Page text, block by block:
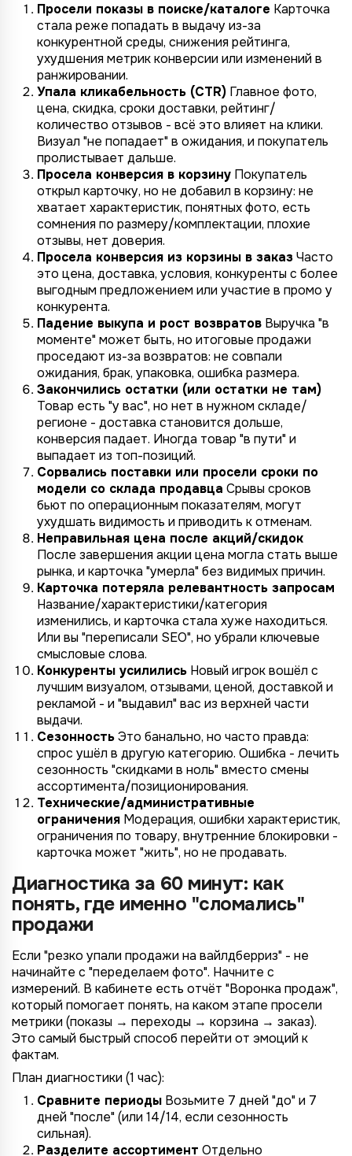
Просели показы в поиске/каталоге Карточка
стала реже попадать в выдачу из-за
конкурентной среды, снижения рейтинга,
ухудшения метрик конверсии или изменений в
ранжировании.
Упала кликабельность (CTR) Главное фото,
цена, скидка, сроки доставки, рейтинг/
количество отзывов - всё это влияет на клики.
Визуал "не попадает" в ожидания, и покупатель
пролистывает дальше.
Просела конверсия в корзину Покупатель
открыл карточку, но не добавил в корзину: не
хватает характеристик, понятных фото, есть
сомнения по размеру/комплектации, плохие
отзывы, нет доверия.
Просела конверсия из корзины в заказЧасто
это цена, доставка, условия, конкуренты с более
выгодным предложением или участие в промо у
конкурента.
Падение выкупа и рост возвратов Выручка "в
моменте" может быть, но итоговые продажи
проседают из-за возвратов: не совпали
ожидания, брак, упаковка, ошибка размера.
Закончились остатки (или остатки не там)
Товар есть "у вас", но нет в нужном складе/
регионе - доставка становится дольше,
конверсия падает. Иногда товар "в пути" и
выпадает из топ-позиций.
Сорвались поставки или просели сроки по
модели со склада продавца Срывы сроков
бьют по операционным показателям, могут
ухудшать видимость и приводить к отменам.
Неправильная цена после акций/скидок
После завершения акции цена могла стать выше
рынка, и карточка "умерла" без видимых причин.
Карточка потеряла релевантность запросам
Название/характеристики/категория
изменились, и карточка стала хуже находиться.
Или вы "переписали SEO", но убрали ключевые
смысловые слова.
Конкуренты усилились Новый игрок вошёл с
лучшим визуалом, отзывами, ценой, доставкой и
рекламой - и "выдавил" вас из верхней части
выдачи.
СезонностьЭто банально, но часто правда:
спрос ушёл в другую категорию. Ошибка - лечить
сезонность "скидками в ноль" вместо смены
ассортимента/позиционирования.
Технические/административные
ограничения Модерация, ошибки характеристик,
ограничения по товару, внутренние блокировки -
карточка может "жить", но не продавать.
Диагностика за 60 минут: как
понять, где именно "сломались"
продажи
Если "резко упали продажи на вайлдберриз" - не
начинайте с "переделаем фото". Начните с
измерений. В кабинете есть отчёт "Воронка продаж",
который помогает понять, на каком этапе просели
метрики (показы → переходы → корзина → заказ).
Это самый быстрый способ перейти от эмоций к
фактам.
План диагностики (1 час):
Сравните периоды Возьмите 7 дней "до" и 7
дней "после" (или 14/14, если сезонность
сильная).
Разделите ассортимент Отдельно